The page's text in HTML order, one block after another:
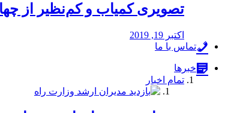
️تصویری کمیاب و کم‌نظیر از چهار
اکتبر 19, 2019
تماس با ما
خبرها
تمام اخبار